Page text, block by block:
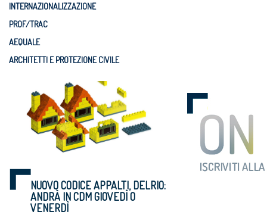
INTERNAZIONALIZZAZIONE
PROF/TRAC
AEQUALE
ARCHITETTI E PROTEZIONE CIVILE
NUOVO CODICE APPALTI, DELRIO:
ANDRÀ IN CDM GIOVEDÌ O
VENERDÌ